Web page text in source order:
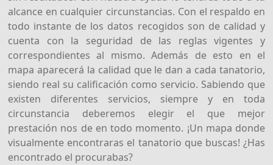
alcance en cualquier circunstancias. Con el respaldo en
todo instante de los datos recogidos son de calidad y
cuenta con la seguridad de las reglas vigentes y
correspondientes al mismo. Además de esto en el
mapa aparecerá la calidad que le dan a cada tanatorio,
siendo real su calificación como servicio. Sabiendo que
existen diferentes servicios, siempre y en toda
circunstancia deberemos elegir el que mejor
prestación nos de en todo momento. ¡Un mapa donde
visualmente encontraras el tanatorio que buscas! ¿Has
encontrado el procurabas?